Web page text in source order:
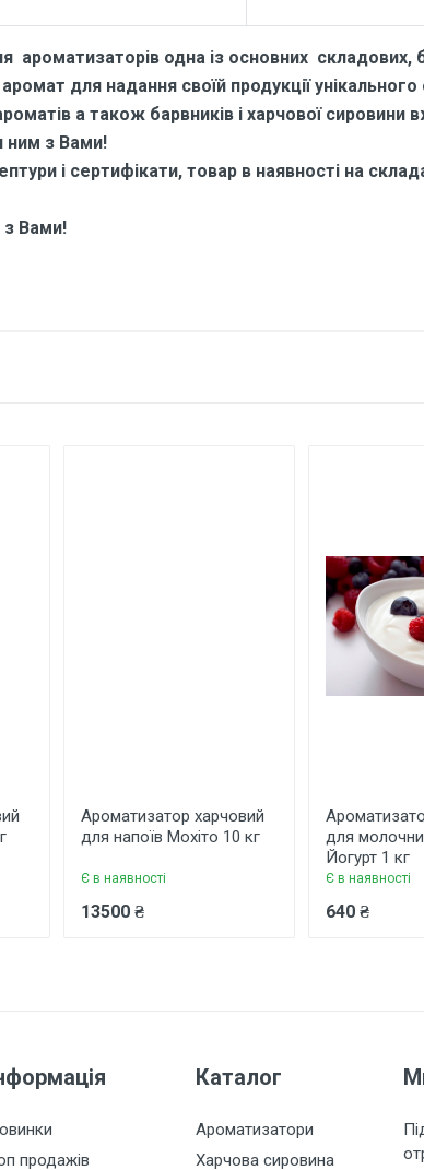
ароматизаторів одна із основних складових,
для надання своїй продукції
а також барвників і харчової сировини
ним з Вами!
і сертифікати, товар в наявності на
з Вами!
Ароматизатор харчовий
для напоїв Мохіто 10 кг
Є в наявності
13500 ₴
для
Йогурт 1 кг
Є в наявності
640 ₴
продажів
Каталог
Ароматизатори
Харчова сировина